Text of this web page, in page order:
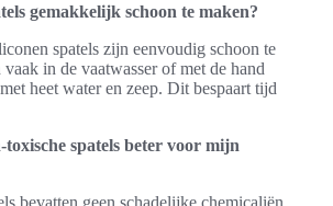
gemakkelijk schoon te maken?
spatels zijn eenvoudig schoon te
in de vaatwasser of met de hand
heet water en zeep. Dit bespaart tijd
spatels beter voor mijn
bevatten geen schadelijke chemicaliën